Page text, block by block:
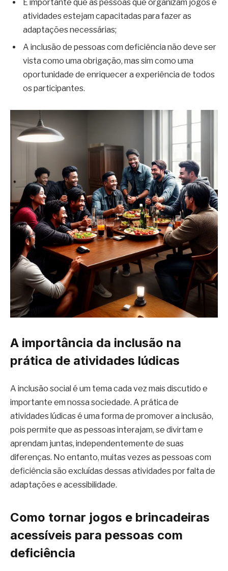
É importante que as pessoas que organizam jogos e
atividades estejam capacitadas para fazer as
adaptações necessárias;
A inclusão de pessoas com deficiência não deve ser
vista como uma obrigação, mas sim como uma
oportunidade de enriquecer a experiência de todos
os participantes.
A importância da inclusão na
prática de atividades lúdicas
A inclusão social é um tema cada vez mais discutido e
importante em nossa sociedade. A prática de
atividades lúdicas é uma forma de promover a inclusão,
pois permite que as pessoas interajam, se divirtam e
aprendam juntas, independentemente de suas
diferenças. No entanto, muitas vezes as pessoas com
deficiência são excluídas dessas atividades por falta de
adaptações e acessibilidade.
Como tornar jogos e brincadeiras
acessíveis para pessoas com
deficiência